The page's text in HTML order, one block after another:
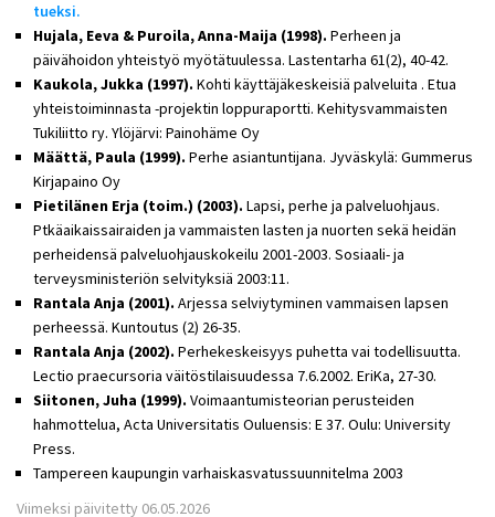
tueksi.
Hujala, Eeva & Puroila, Anna-Maija (1998). Perheen ja
päivähoidon yhteistyö myötätuulessa. Lastentarha 61(2), 40-42.
Kaukola, Jukka (1997). Kohti käyttäjäkeskeisiä palveluita . Etua
yhteistoiminnasta -projektin loppuraportti. Kehitysvammaisten
Tukiliitto ry. Ylöjärvi: Painohäme Oy
Määttä, Paula (1999). Perhe asiantuntijana. Jyväskylä: Gummerus
Kirjapaino Oy
Pietilänen Erja (toim.) (2003). Lapsi, perhe ja palveluohjaus.
Ptkäaikaissairaiden ja vammaisten lasten ja nuorten sekä heidän
perheidensä palveluohjauskokeilu 2001-2003. Sosiaali- ja
terveysministeriön selvityksiä 2003:11.
Rantala Anja (2001). Arjessa selviytyminen vammaisen lapsen
perheessä. Kuntoutus (2) 26-35.
Rantala Anja (2002). Perhekeskeisyys puhetta vai todellisuutta.
Lectio praecursoria väitöstilaisuudessa 7.6.2002. EriKa, 27-30.
Siitonen, Juha (1999). Voimaantumisteorian perusteiden
hahmottelua, Acta Universitatis Ouluensis: E 37. Oulu: University
Press.
Tampereen kaupungin varhaiskasvatussuunnitelma 2003
Viimeksi päivitetty 06.05.2026